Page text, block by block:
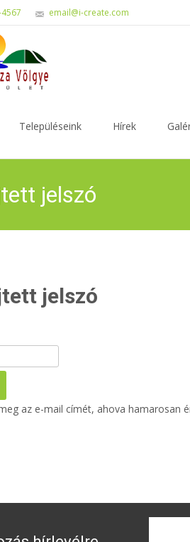
email@i-create.com
Településeink Hírek
jelszó
jelszó
az e-mail címét, ahova hamarosan